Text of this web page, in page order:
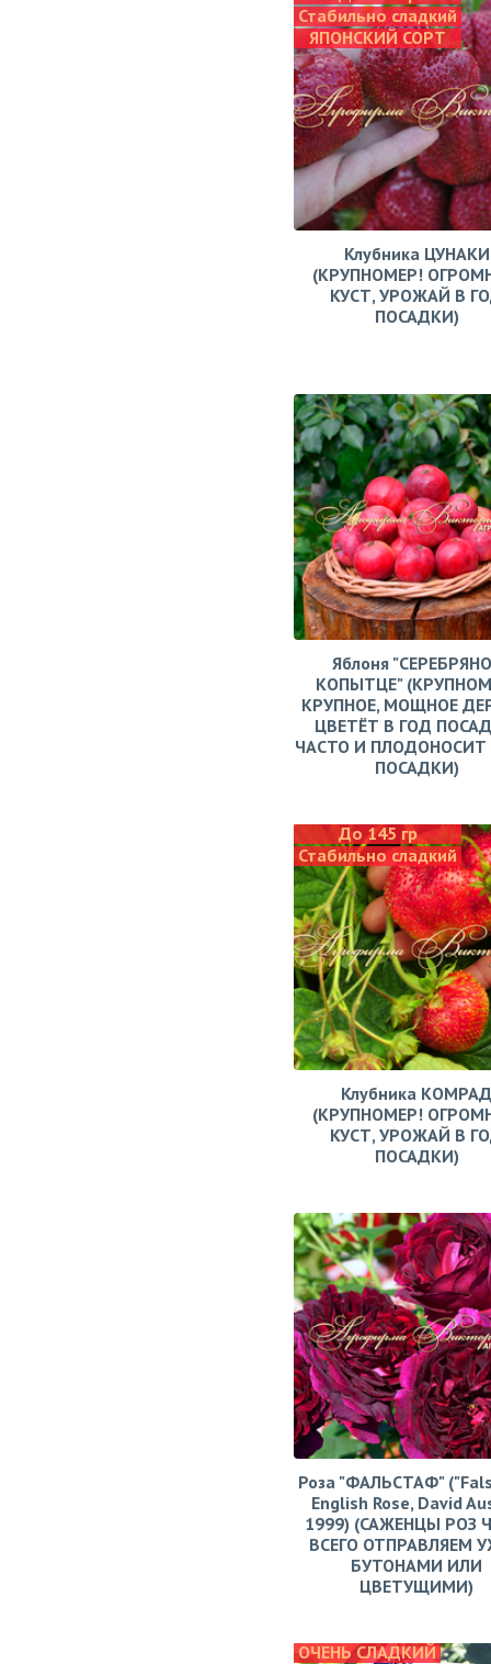
Стабильно сладкий
ЯПОНСКИЙ СОРТ
Клубника ЦУНАКИ
(КРУПНОМЕР!
КУСТ, УРОЖАЙ В
ПОСАДКИ)
Яблоня
КОПЫТЦЕ"
КРУПНОЕ, МОЩНОЕ
ЦВЕТЁТ В ГОД
ЧАСТО И ПЛОДОНОСИТ
ПОСАДКИ)
До 145 гр
Стабильно сладкий
Клубника КОМРАД
(КРУПНОМЕР!
КУСТ, УРОЖАЙ В
ПОСАДКИ)
Роза "ФАЛЬСТАФ"
English Rose, David
1999) (САЖЕНЦЫ РОЗ
ВСЕГО ОТПРАВЛЯЕМ
БУТОНАМИ ИЛИ
ЦВЕТУЩИМИ)
ОЧЕНЬ СЛАДКИЙ